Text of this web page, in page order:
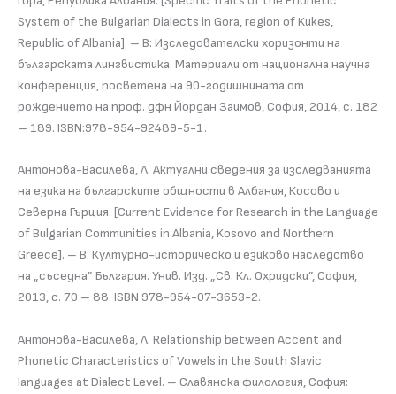
System of the Bulgarian Dialects in Gora, region of Kukes,
Republic of Albania]. – В: Изследователски хоризонти на
българската лингвистика. Материали от национална научна
конференция, посветена на 90-годишнината от
рождението на проф. дфн Йордан Заимов, София, 2014, с. 182
– 189. ISBN:978-954-92489-5-1.
Антонова-Василева, Л. Актуални сведения за изследванията
на езика на българските общности в Албания, Косово и
Северна Гърция. [Current Evidence for Research in the Language
of Bulgarian Communities in Albania, Kosovo and Northern
Greece]. – В: Културно-историческо и езиково наследство
на „съседна” България. Унив. Изд. „Св. Кл. Охридски”, София,
2013, с. 70 – 88. ISBN 978-954-07-3653-2.
Антонова-Василева, Л. Relationship between Accent and
Phonetic Characteristics of Vowels in the South Slavic
languages at Dialect Level. – Славянска филология, София: